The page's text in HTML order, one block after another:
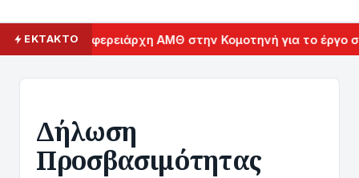
ΕΚΤΑΚΤΟ
του Περιφερειάρχη ΑΜΘ στην Κομοτηνή για το έργο
Δήλωση
Προσβασιμότητας